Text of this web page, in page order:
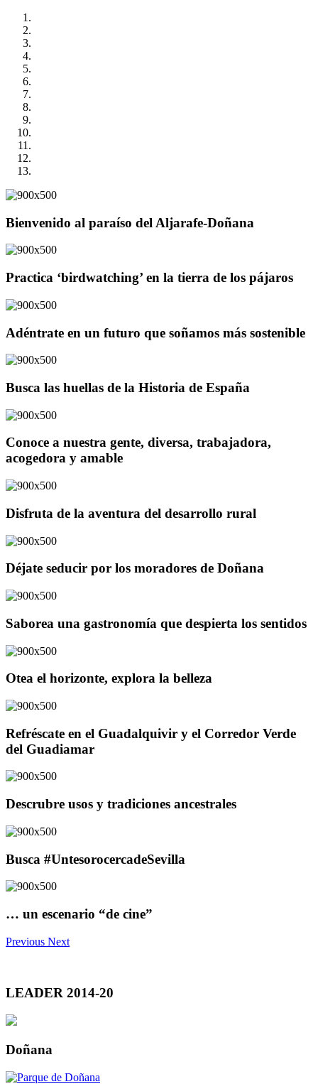
Bienvenido al paraíso del Aljarafe-Doñana
Practica ‘birdwatching’ en la tierra de los pájaros
Adéntrate en un futuro que soñamos más sostenible
Busca las huellas de la Historia de España
Conoce a nuestra gente, diversa, trabajadora,
acogedora y amable
Disfruta de la aventura del desarrollo rural
Déjate seducir por los moradores de Doñana
Saborea una gastronomía que despierta los sentidos
Otea el horizonte, explora la belleza
Refréscate en el Guadalquivir y el Corredor Verde
del Guadiamar
Descrubre usos y tradiciones ancestrales
Busca #UntesorocercadeSevilla
… un escenario “de cine”
Previous Next
LEADER 2014-20
Doñana